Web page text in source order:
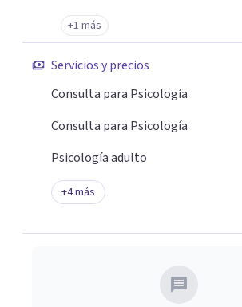
+1 más
Servicios y precios
Consulta para Psicología
Consulta para Psicología
Psicología adulto
+4más